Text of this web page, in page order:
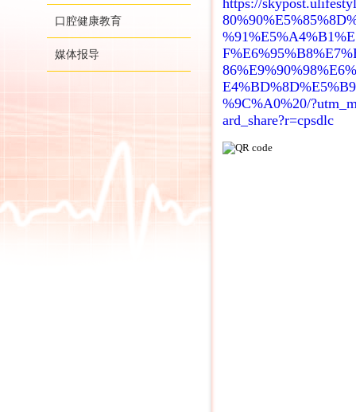
口腔健康教育
媒体报导
https://
%9C%A0%20/
​ard_share?r=cpsdlc